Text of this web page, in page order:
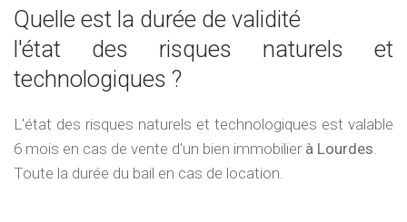
Quelle est la durée de validité
l'état des risques naturels et
technologiques ?
L'état des risques naturels et technologiques est valable
6 mois en cas de vente d'un bien immobilier à Lourdes.
Toute la durée du bail en cas de location.